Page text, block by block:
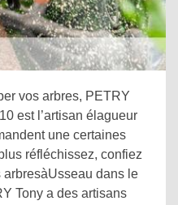
vos arbres, PETRY
est l’artisan élagueur
une certaines
réfléchissez, confiez
arbresàUsseau dans le
Tony a des artisans